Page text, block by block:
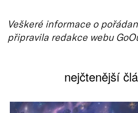
Veškeré informace o
připravila redakce webu
nejčtenější